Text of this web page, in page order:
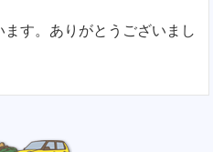
す。ありがとうございまし